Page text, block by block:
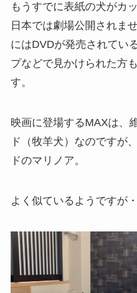
もうすでに表紙の犬がカ
日本では劇場公開されま
にはDVDが発売されてい
プなどで見かけられた方
す。
映画に登場するMAXは、
ド（牧羊犬）なのですが
ドのマリノア。
よく似ているようですが